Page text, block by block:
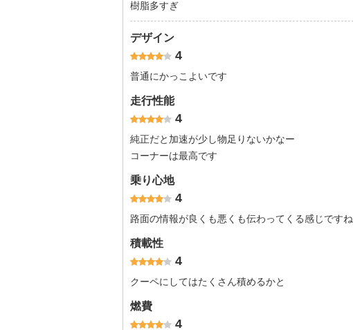
樹脂多すぎ
デザイン
4
普通にかっこよいです
走行性能
4
純正だと加速が少し物足りないかなー
コーナーは最高です
乗り心地
4
路面の情報が良くも悪くも伝わってくる感じですね
積載性
4
クーペにしてはたくさん積めるかと
燃費
4